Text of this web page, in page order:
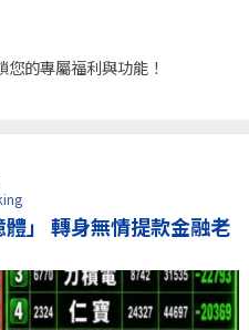
的專屬福利與功能！
」 轉身無情提款金融老